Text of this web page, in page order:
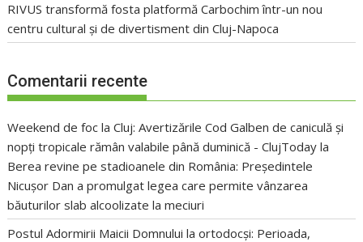
RIVUS transformă fosta platformă Carbochim într-un nou
centru cultural și de divertisment din Cluj-Napoca
Comentarii recente
Weekend de foc la Cluj: Avertizările Cod Galben de caniculă și
nopți tropicale rămân valabile până duminică - ClujToday la
Berea revine pe stadioanele din România: Președintele
Nicușor Dan a promulgat legea care permite vânzarea
băuturilor slab alcoolizate la meciuri
Postul Adormirii Maicii Domnului la ortodocși: Perioada,